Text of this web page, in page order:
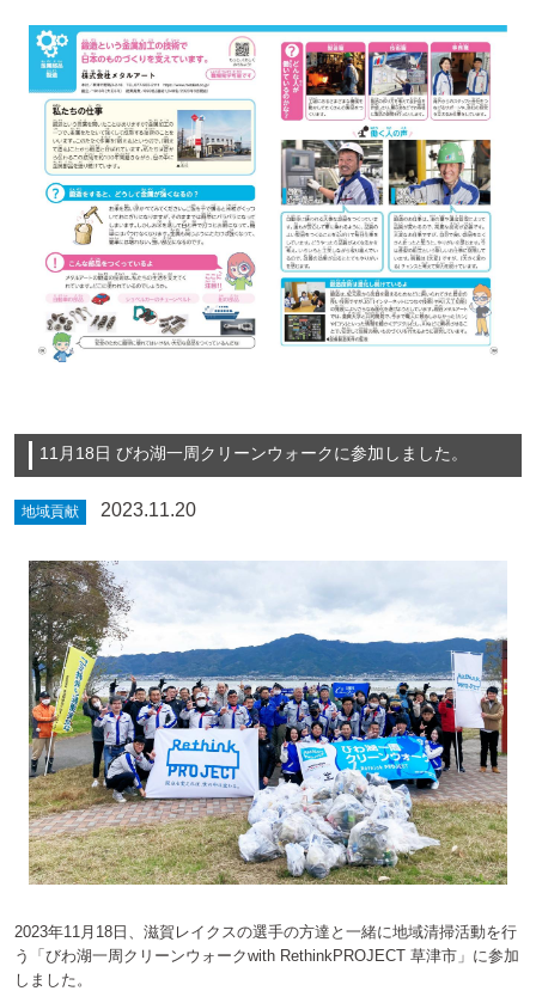
11月18日 びわ湖一周クリーンウォークに参加しました。
地域貢献 2023.11.20
2023年11月18日、滋賀レイクスの選手の方達と一緒に地域清掃活動を行
う「びわ湖一周クリーンウォークwith RethinkPROJECT 草津市」に参加
しました。